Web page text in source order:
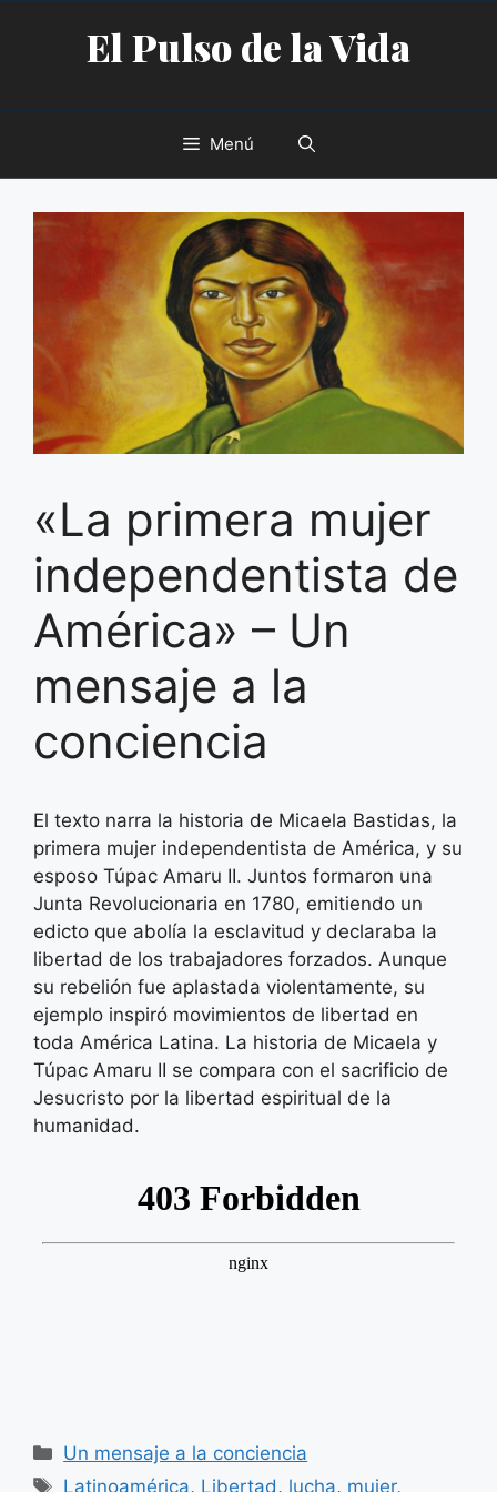
contenidoEl Pulso de la Vida
Menú
«La primera mujer
independentista de
América» – Un
mensaje a la
conciencia
El texto narra la historia de Micaela Bastidas, la
primera mujer independentista de América, y su
esposo Túpac Amaru II. Juntos formaron una
Junta Revolucionaria en 1780, emitiendo un
edicto que abolía la esclavitud y declaraba la
libertad de los trabajadores forzados. Aunque
su rebelión fue aplastada violentamente, su
ejemplo inspiró movimientos de libertad en
toda América Latina. La historia de Micaela y
Túpac Amaru II se compara con el sacrificio de
Jesucristo por la libertad espiritual de la
humanidad.
Categorías
Un mensaje a la conciencia
Etiquetas
Latinoamérica, Libertad, lucha, mujer,